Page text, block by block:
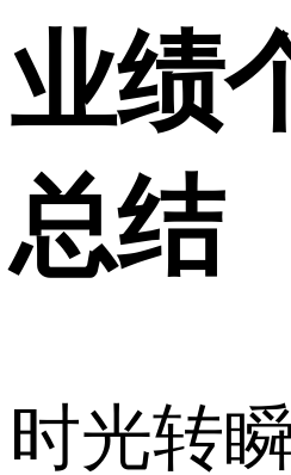
业绩
总结
时光转